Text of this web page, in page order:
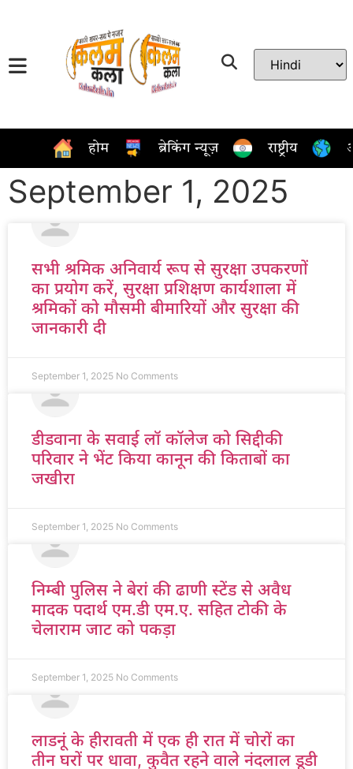
होम ब्रेकिंग न्यूज़ राष्ट्रीय
September 1, 2025
सभी श्रमिक अनिवार्य रूप से सुरक्षा उपकरणों
का प्रयोग करें, सुरक्षा प्रशिक्षण कार्यशाला में
श्रमिकों को मौसमी बीमारियों और सुरक्षा की
जानकारी दी
September 1, 2025 No Comments
डीडवाना के सवाई लॉ कॉलेज को सिद्दीकी
परिवार ने भेंट किया कानून की किताबों का
जखीरा
September 1, 2025 No Comments
निम्बी पुलिस ने बेरां की ढाणी स्टेंड से अवैध
मादक पदार्थ एम.डी एम.ए. सहित टोकी के
चेलाराम जाट को पकड़ा
September 1, 2025 No Comments
लाडनूं के हीरावती में एक ही रात में चोरों का
तीन घरों पर धावा, कुवैत रहने वाले नंदलाल डूडी